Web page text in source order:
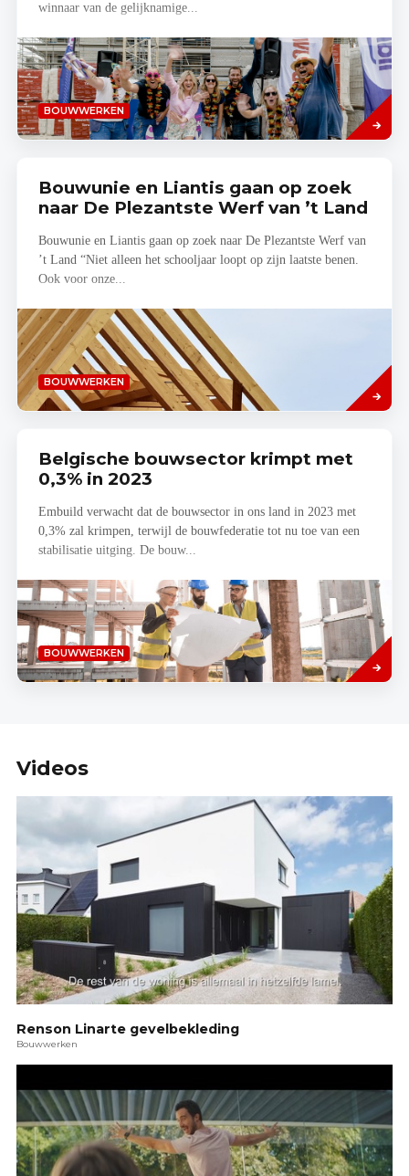
winnaar van de gelijknamige...
BOUWWERKEN
Lees
meer
Bouwunie en Liantis gaan op zoek
naar De Plezantste Werf van ’t Land
Bouwunie en Liantis gaan op zoek naar De Plezantste Werf van
’t Land “Niet alleen het schooljaar loopt op zijn laatste benen.
Ook voor onze...
BOUWWERKEN
meer
Belgische bouwsector krimpt met
0,3% in 2023
Embuild verwacht dat de bouwsector in ons land in 2023 met
0,3% zal krimpen, terwijl de bouwfederatie tot nu toe van een
stabilisatie uitging. De bouw...
BOUWWERKEN
Lees
meer
Videos
Renson Linarte gevelbekleding
Bouwwerken